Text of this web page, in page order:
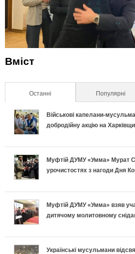
Вміст
Останні (активна вкладка)Популярні
Військові капелани-
добродійну акцію на
Муфтій ДУМУ «Умма» Мурат
урочистостях з нагоди Дня
Муфтій ДУМУ «Умма» взяв
дитячому молитовному
Українські мусульмани